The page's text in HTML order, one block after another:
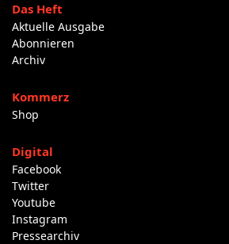
Das Heft
Aktuelle Ausgabe
Abonnieren
Archiv
Kommerz
Shop
Digital
Facebook
Twitter
Youtube
Instagram
Pressearchiv